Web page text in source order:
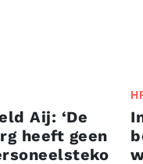
Aij: ‘De
heeft geen